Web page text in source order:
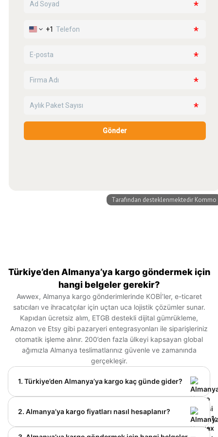
Türkiye’den Almanya’ya kargo göndermek için
hangi belgeler gerekir?
Awwex, Almanya kargo gönderimlerinde KOBİ’ler, e-ticaret
satıcıları ve ihracatçılar için uçtan uca lojistik çözümler sunar.
Kapıdan ücretsiz alım, ETGB destekli dijital gümrükleme,
Amazon ve Etsy gibi pazaryeri entegrasyonları ile siparişleriniz
otomatik işleme alınır. 200’den fazla ülkeyi kapsayan global
ağımızla Almanya teslimatlarınız güvenle ve zamanında
gerçekleşir.
1. Türkiye’den Almanya’ya kargo kaç günde gider?
tercih edilen taşıma yöntemine göre değişiklik
gösterir. Hava kargo ile gönderiler genellikle 2–4 iş
günü içinde teslim edilirken, denizyolu gönderileri
2. Almanya’ya kargo fiyatları nasıl hesaplanır?